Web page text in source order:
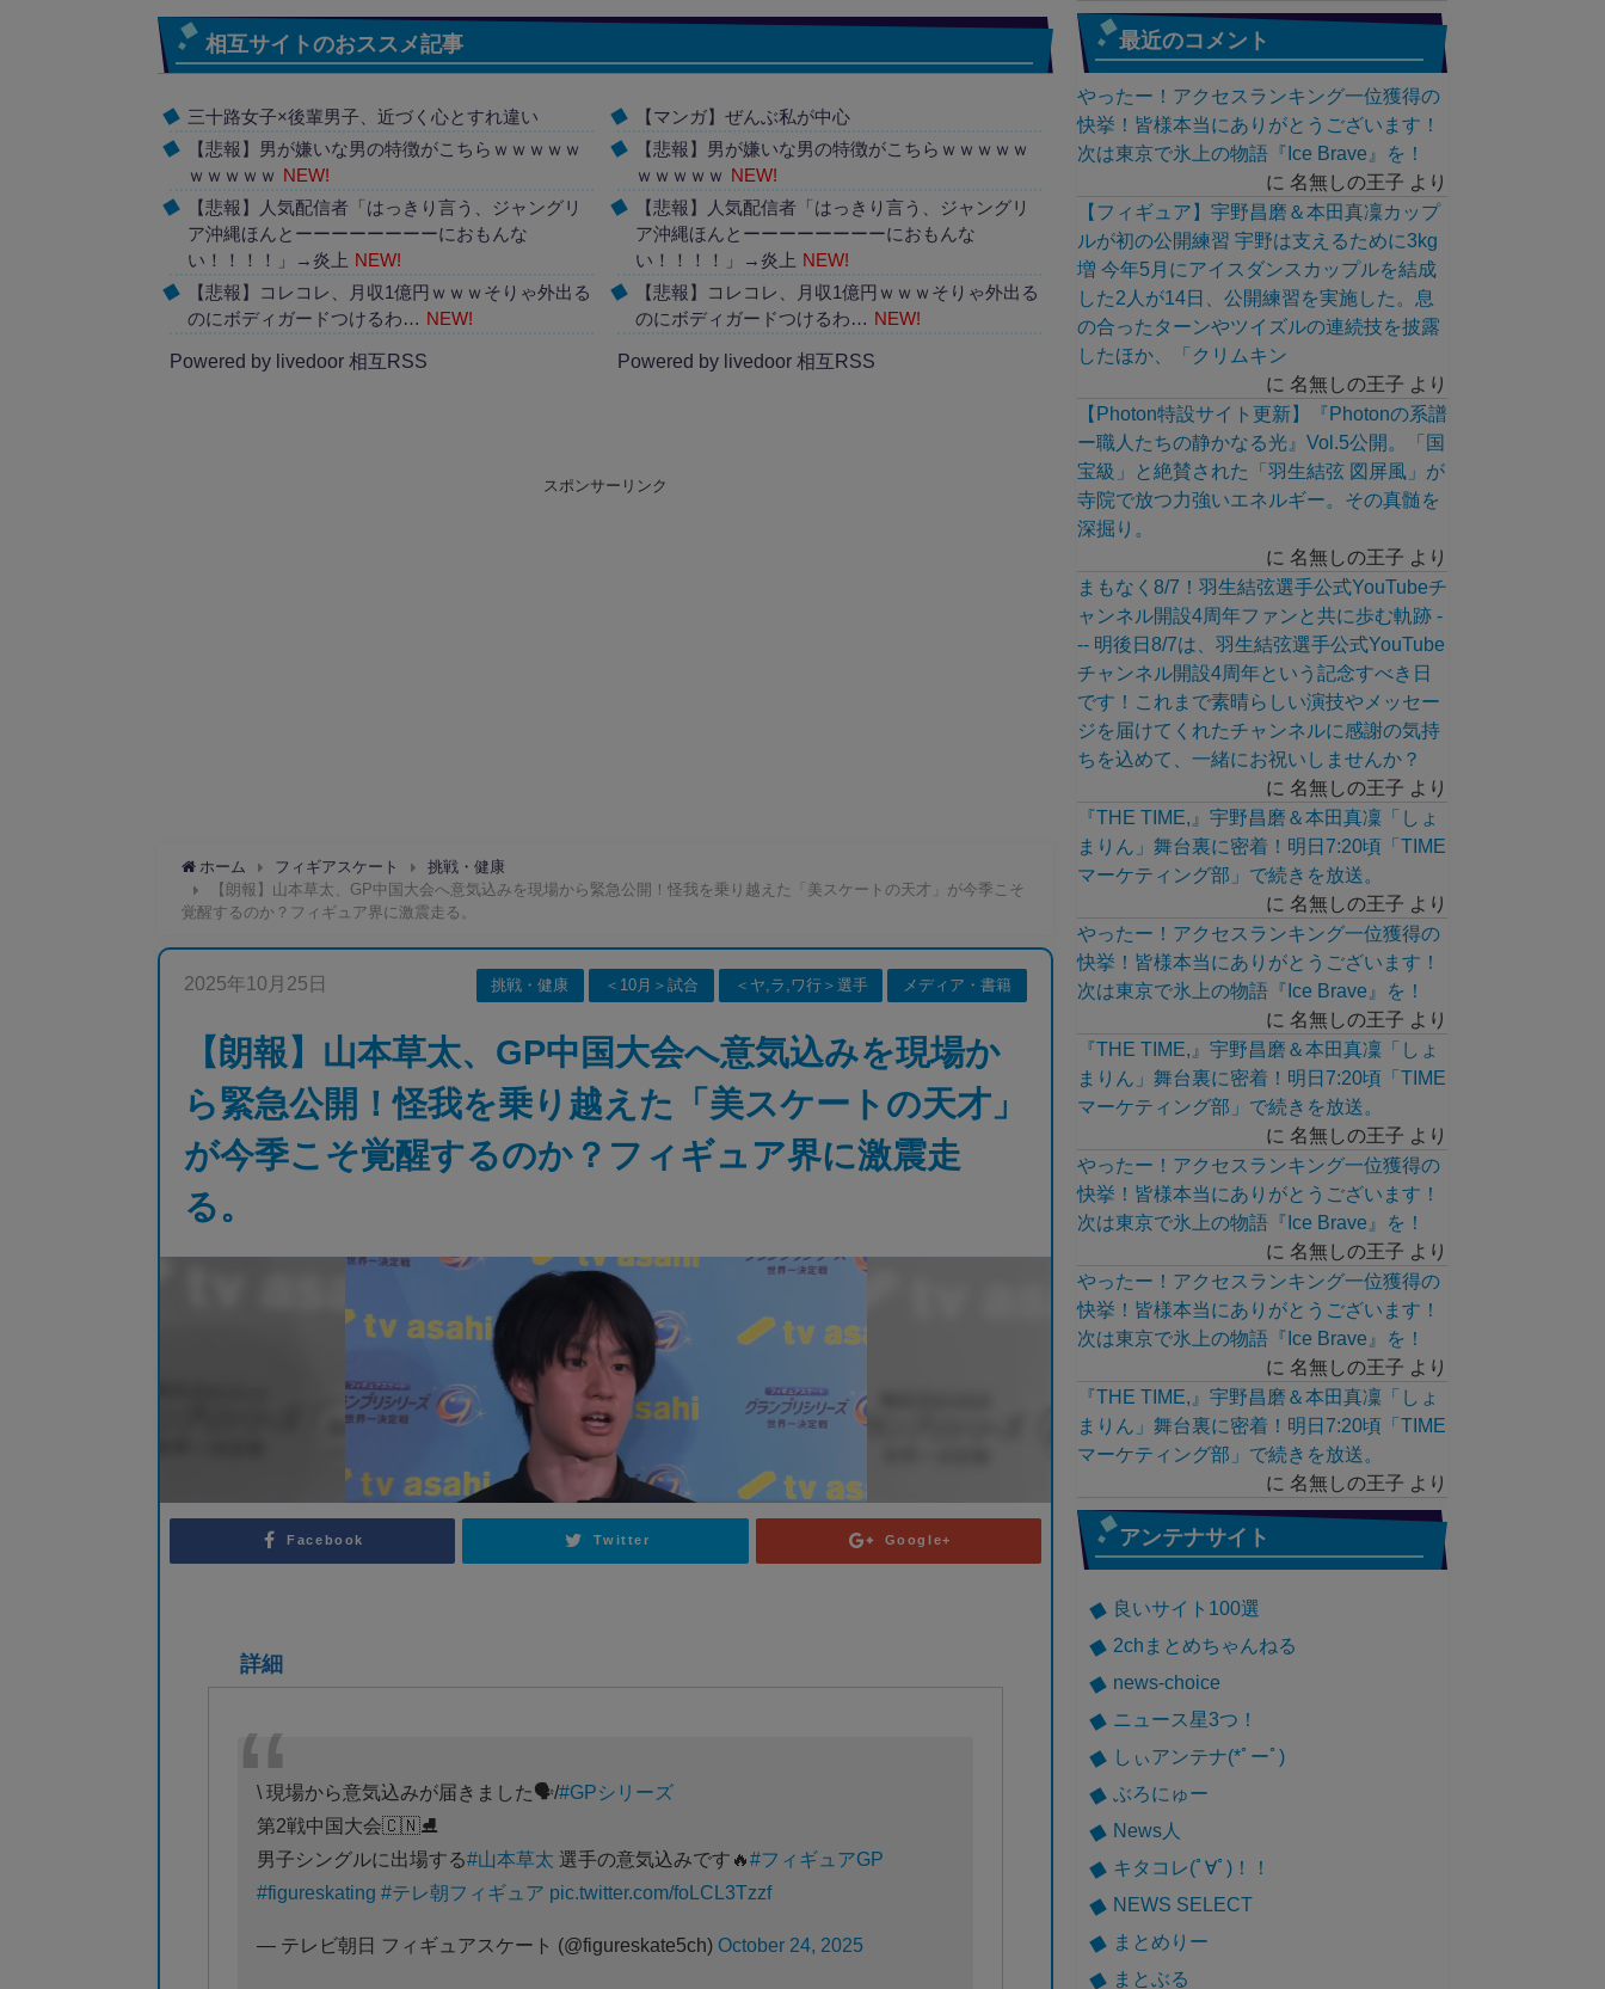
相互サイトのおススメ記事
三十路女子×後輩男子、近づく心とすれ違い
【悲報】男が嫌いな男の特徴がこちらｗｗｗｗｗ
ｗｗｗｗｗ
NEW!
【悲報】人気配信者「はっきり言う、ジャングリ
ア沖縄ほんとーーーーーーーーにおもんな
い！！！！」→炎上 NEW!
【悲報】コレコレ、月収1億円ｗｗｗそりゃ外出る
のにボディガードつけるわ… NEW!
Powered by livedoor 相互RSS
【マンガ】ぜんぶ私が中心
【悲報】男が嫌いな男の特徴がこちらｗｗｗｗｗ
ｗｗｗｗｗ
NEW!
【悲報】人気配信者「はっきり言う、ジャングリ
ア沖縄ほんとーーーーーーーーにおもんな
い！！！！」→炎上 NEW!
【悲報】コレコレ、月収1億円ｗｗｗそりゃ外出る
のにボディガードつけるわ… NEW!
Powered by livedoor 相互RSS
スポンサーリンク
ホーム フィギアスケート
挑戦・健康
【朗報】山本草太、GP中国大会へ意気込みを現場から緊急公開！怪我を乗り越えた「美スケートの天才」が今季こそ
覚醒するのか？フィギュア界に激震走る。
2025年10月25日 挑戦・健康 ＜10月＞試合 ＜ヤ,ラ,ワ行＞選手 メディア・書籍
【朗報】山本草太、GP中国大会へ意気込みを現場か
ら緊急公開！怪我を乗り越えた「美スケートの天才」
が今季こそ覚醒するのか？フィギュア界に激震走
る。
Facebook Twitter Google+
詳細
\ 現場から意気込みが届きました🗣️/#GPシリーズ
第2戦中国大会🇨🇳⛸️
男子シングルに出場する#山本草太 選手の意気込みです🔥#フィギュアGP
#figureskating #テレ朝フィギュア pic.twitter.com/foLCL3Tzzf
— テレビ朝日 フィギュアスケート (@figureskate5ch) October 24, 2025
最近のコメント
やったー！アクセスランキング一位獲得の
快挙！皆様本当にありがとうございます！
次は東京で氷上の物語『Ice Brave』を！
に 名無しの王子 より
【フィギュア】宇野昌磨＆本田真凜カップ
ルが初の公開練習 宇野は支えるために3kg
増 今年5月にアイスダンスカップルを結成
した2人が14日、公開練習を実施した。息
の合ったターンやツイズルの連続技を披露
したほか、「クリムキン
に 名無しの王子 より
【Photon特設サイト更新】『Photonの系譜
ー職人たちの静かなる光』Vol.5公開。「国
宝級」と絶賛された「羽生結弦 図屏風」が
寺院で放つ力強いエネルギー。その真髄を
深掘り。
に 名無しの王子 より
まもなく8/7！羽生結弦選手公式YouTubeチ
ャンネル開設4周年ファンと共に歩む軌跡 -
-- 明後日8/7は、羽生結弦選手公式YouTube
チャンネル開設4周年という記念すべき日
です！これまで素晴らしい演技やメッセー
ジを届けてくれたチャンネルに感謝の気持
ちを込めて、一緒にお祝いしませんか？
に 名無しの王子 より
『THE TIME,』宇野昌磨＆本田真凜「しょ
まりん」舞台裏に密着！明日7:20頃「TIME
マーケティング部」で続きを放送。
に 名無しの王子 より
やったー！アクセスランキング一位獲得の
快挙！皆様本当にありがとうございます！
次は東京で氷上の物語『Ice Brave』を！
に 名無しの王子 より
『THE TIME,』宇野昌磨＆本田真凜「しょ
まりん」舞台裏に密着！明日7:20頃「TIME
マーケティング部」で続きを放送。
に 名無しの王子 より
やったー！アクセスランキング一位獲得の
快挙！皆様本当にありがとうございます！
次は東京で氷上の物語『Ice Brave』を！
に 名無しの王子 より
やったー！アクセスランキング一位獲得の
快挙！皆様本当にありがとうございます！
次は東京で氷上の物語『Ice Brave』を！
に 名無しの王子 より
『THE TIME,』宇野昌磨＆本田真凜「しょ
まりん」舞台裏に密着！明日7:20頃「TIME
マーケティング部」で続きを放送。
に 名無しの王子 より
アンテナサイト
良いサイト100選
2chまとめちゃんねる
news-choice
ニュース星3つ！
しぃアンテナ(*ﾟーﾟ)
ぶろにゅー
News人
キタコレ(ﾟ∀ﾟ)！！
NEWS SELECT
まとめりー
まとぶる